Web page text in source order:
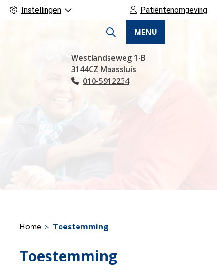
Instellingen Patiëntenomgeving
Hoofdmenu
MENU
Westlandseweg 1-B
3144CZ Maassluis
Tel:
010-5912234
Home Toestemming
Toestemming